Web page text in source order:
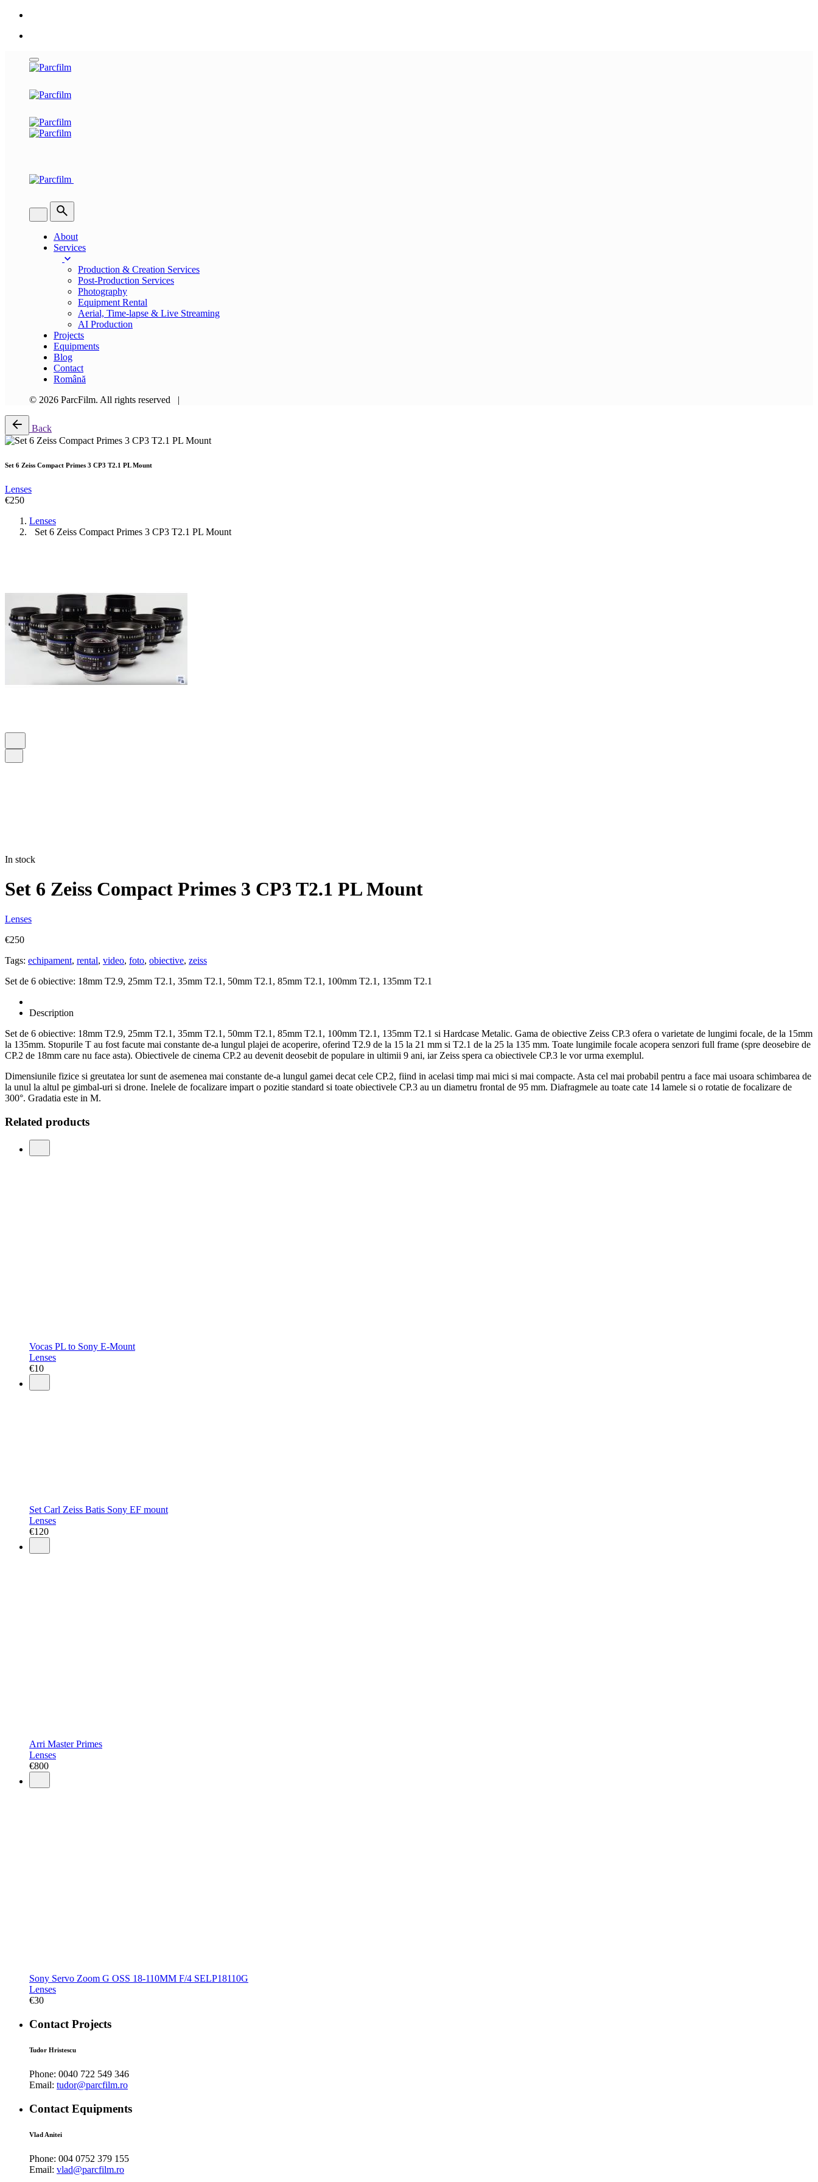
About
Services
Production & Creation Services
Post-Production Services
Photography
Equipment Rental
Aerial, Time-lapse & Live Streaming
AI Production
Projects
Equipments
Blog
Contact
Română
© 2026 ParcFilm. All rights reserved |
Back
Set 6 Zeiss Compact Primes 3 CP3 T2.1 PL Mount
Lenses
€250
Lenses
Set 6 Zeiss Compact Primes 3 CP3 T2.1 PL Mount
In stock
Set 6 Zeiss Compact Primes 3 CP3 T2.1 PL Mount
Lenses
€250
Tags: echipament, rental, video, foto, obiective, zeiss
Set de 6 obiective: 18mm T2.9, 25mm T2.1, 35mm T2.1, 50mm T2.1, 85mm T2.1, 100mm T2.1, 135mm T2.1
Description
Set de 6 obiective: 18mm T2.9, 25mm T2.1, 35mm T2.1, 50mm T2.1, 85mm T2.1, 100mm T2.1, 135mm T2.1 si Hardcase Metalic. Gama de obiective Zeiss CP.3 ofera o varietate de lungimi focale, de la 15mm
la 135mm. Stopurile T au fost facute mai constante de-a lungul plajei de acoperire, oferind T2.9 de la 15 la 21 mm si T2.1 de la 25 la 135 mm. Toate lungimile focale acopera senzori full frame (spre deosebire de
CP.2 de 18mm care nu face asta). Obiectivele de cinema CP.2 au devenit deosebit de populare in ultimii 9 ani, iar Zeiss spera ca obiectivele CP.3 le vor urma exemplul.
Dimensiunile fizice si greutatea lor sunt de asemenea mai constante de-a lungul gamei decat cele CP.2, fiind in acelasi timp mai mici si mai compacte. Asta cel mai probabil pentru a face mai usoara schimbarea de
la unul la altul pe gimbal-uri si drone. Inelele de focalizare impart o pozitie standard si toate obiectivele CP.3 au un diametru frontal de 95 mm. Diafragmele au toate cate 14 lamele si o rotatie de focalizare de
300°. Gradatia este in M.
Related products
Vocas PL to Sony E-Mount
Lenses
€10
Set Carl Zeiss Batis Sony EF mount
Lenses
€120
Arri Master Primes
Lenses
€800
Sony Servo Zoom G OSS 18-110MM F/4 SELP18110G
Lenses
€30
Contact Projects
Tudor Hristescu
Phone: 0040 722 549 346
Email: tudor@parcfilm.ro
Contact Equipments
Vlad Anitei
Phone: 004 0752 379 155
Email: vlad@parcfilm.ro